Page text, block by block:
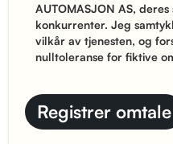
AUTOMASJON AS,
konkurrenter. Jeg
vilkårav tjenesten, og
nulltoleranse for fiktive